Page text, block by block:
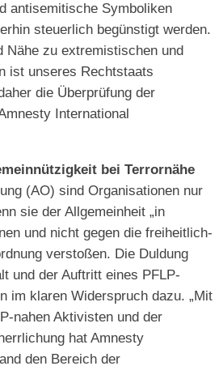
antisemitische Symboliken
steuerlich begünstigt werden.
Nähe zu extremistischen und
ist unseres Rechtstaats
die Überprüfung der
International
bei Terrornähe
(AO) sind Organisationen nur
sie der Allgemeinheit „in
und nicht gegen die freiheitlich-
verstoßen. Die Duldung
und der Auftritt eines PFLP-
im klaren Widerspruch dazu. „Mit
nahen Aktivisten und der
hat Amnesty
den Bereich der